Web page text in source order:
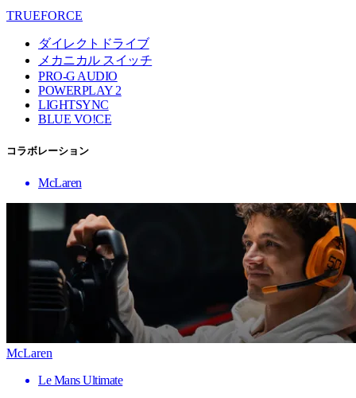
TRUEFORCE
ダイレクトドライブ
メカニカル スイッチ
PRO-G AUDIO
POWERPLAY 2
LIGHTSYNC
BLUE VO!CE
コラボレーション
McLaren
McLaren
Le Mans Ultimate